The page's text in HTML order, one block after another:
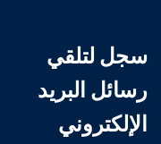
سجل لتلقي
رسائل البريد
الإلكتروني